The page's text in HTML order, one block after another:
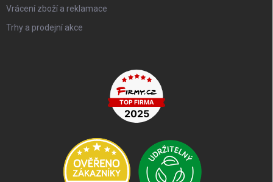
Vrácení zboží a reklamace
Trhy a prodejní akce